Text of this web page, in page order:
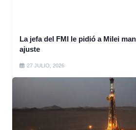
La jefa del FMI le pidió a Milei
ajuste
27 JULIO, 2026